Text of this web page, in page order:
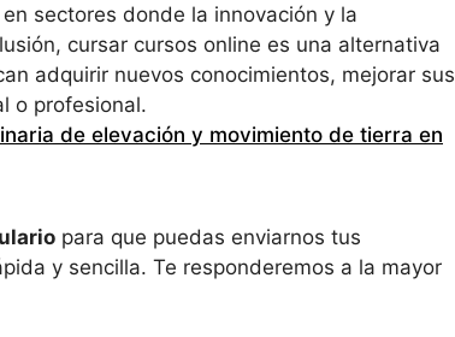
sectores donde la innovación y la
cursar cursos online es una alternativa
adquirir nuevos conocimientos, mejorar sus
o profesional.
de elevación y movimiento de tierra en
para que puedas enviarnos tus
y sencilla. Te responderemos a la mayor